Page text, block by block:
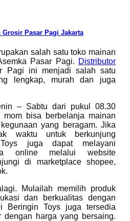
Grosir Pasar Pagi Jakarta
salah satu toko mainan
Pasar Pagi. Distributor
Pagi ini menjadi salah satu
lengkap, murah dan juga
– Sabtu dari pukul 08.30
mom bisa berbelanja mainan
yang beragam. Jika
waktu untuk berkunjung
juga dapat melayani
online melalui website
di marketplace shopee,
Mulailah memilih produk
dan berkualitas dengan
Beringin Toys juga tersedia
dengan harga yang bersaing.